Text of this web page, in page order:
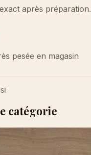
après préparation.
pesée en magasin
catégorie